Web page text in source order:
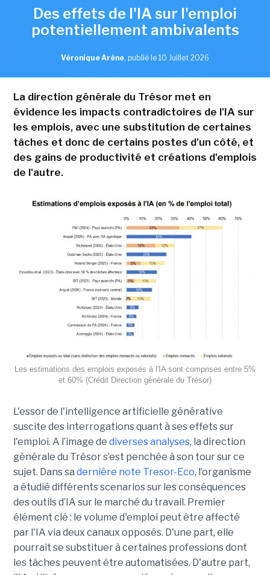
Des effets de l'IA sur l'emploi
potentiellement ambivalents
Véronique Arène, publié le 10 Juillet 2026
La direction générale du Trésor met en
évidence les impacts contradictoires de l'IA sur
les emplois, avec une substitution de certaines
tâches et donc de certains postes d'un côté, et
des gains de productivité et créations d'emplois
de l'autre.
Les estimations des emplois exposés à l'IA sont comprises entre 5%
et 60% (Crédit Direction générale du Trésor)
L'essor de l'intelligence artificielle générative
suscite des interrogations quant à ses effets sur
l'emploi. A l’image de diverses analyses, la direction
générale du Trésor s’est penchée à son tour sur ce
sujet. Dans sa dernière note Tresor-Eco, l’organisme
a étudié différents scenarios sur les conséquences
des outils d’IA sur le marché du travail. Premier
élément clé : le volume d'emploi peut être affecté
par l'IA via deux canaux opposés. D'une part, elle
pourrait se substituer à certaines professions dont
les tâches peuvent être automatisées. D'autre part,